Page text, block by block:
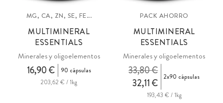
MG, CA, ZN, SE, FE...
MULTIMINERAL
ESSENTIALS
Minerales y oligoelementos
16,90 €
90 cápsulas
203,62 € / 1kg
PACK AHORRO
MULTIMINERAL
ESSENTIALS
Minerales y oligoelementos
32,11 €
33,80 € 2x90 cápsulas
193,43 € / 1kg